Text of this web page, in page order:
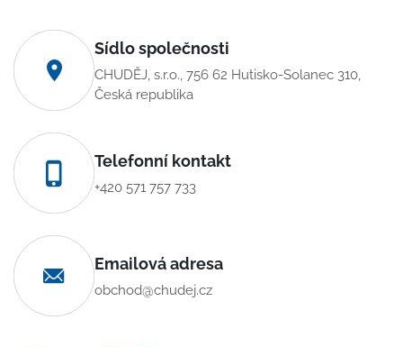
Sídlo společnosti
CHUDĚJ, s.r.o., 756 62 Hutisko-Solanec 310,
Česká republika
Telefonní kontakt
+420 571 757 733
Emailová adresa
obchod@chudej.cz